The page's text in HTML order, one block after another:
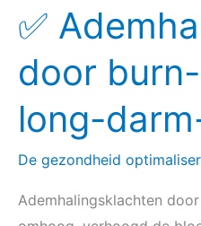
✅
door
long-
De gezondheid
Ademhalingsklachten
Ademhalingsklachten
en
door
outklachten,
darmontsteking
en